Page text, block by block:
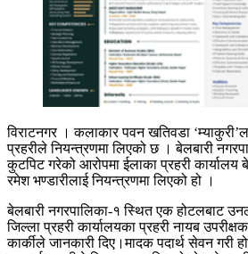
विराटनगर । कलाकार पवन खतिवडा
प्रहरीले नियन्त्रणमा लिएको छ । बेलबारी
कुटपिट गरेको आरोपमा ईलाका प्रहरी
रमेश भण्डारीलाई नियन्त्रणमा लिएको हो ।
बेलबारी नगरपालिका-१ स्थित एक होटलबाट
जिल्ला प्रहरी कार्यालयका प्रहरी नायब
कार्कीले जानकारी दिए।मादक पदार्थ सेवन गरी